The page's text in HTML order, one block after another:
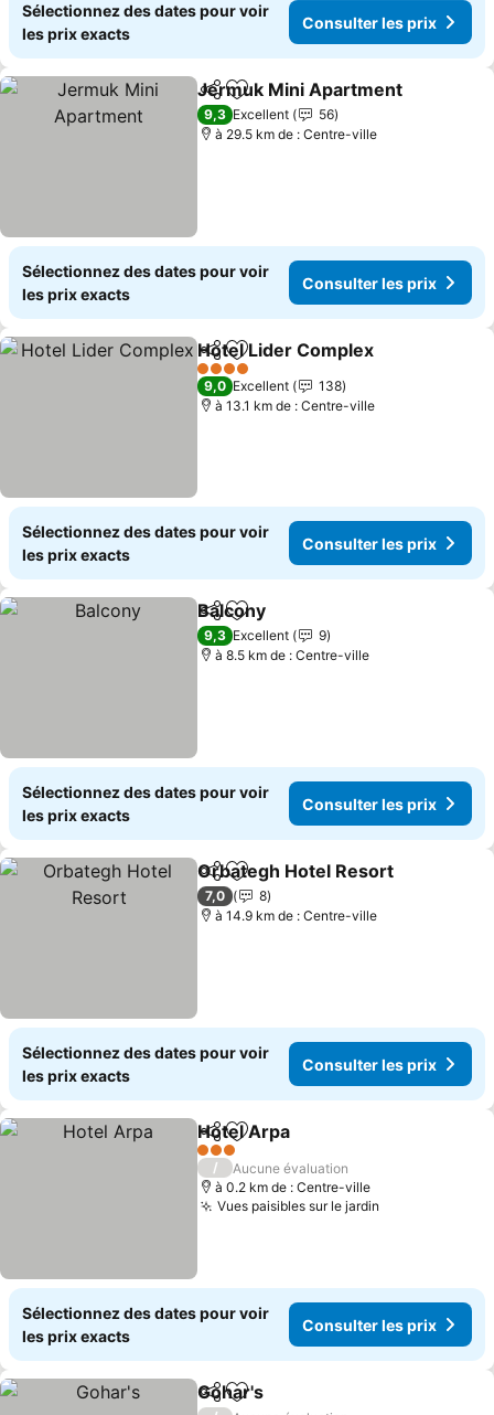
Sélectionnez des dates pour voir
les prix exacts
Consulter les prix
PartagerAjouter à mes favoris
Jermuk Mini Apartment
9,3 Excellent
56
à 29.5 km de : Centre-ville
Sélectionnez des dates pour voir
les prix exacts
Consulter les prix
PartagerAjouter à mes favoris
Hotel Lider Complex
4 Étoiles
9,0 Excellent
138
à 13.1 km de : Centre-ville
Sélectionnez des dates pour voir
les prix exacts
Consulter les prix
PartagerAjouter à mes favoris
Balcony
9,3 Excellent
9
à 8.5 km de : Centre-ville
Sélectionnez des dates pour voir
les prix exacts
Consulter les prix
PartagerAjouter à mes favoris
Orbategh Hotel Resort
7,0
8
à 14.9 km de : Centre-ville
Sélectionnez des dates pour voir
les prix exacts
Consulter les prix
PartagerAjouter à mes favoris
Hotel Arpa
3 Étoiles
/
Aucune évaluation
à 0.2 km de : Centre-ville
Vues paisibles sur le jardin
Sélectionnez des dates pour voir
les prix exacts
Consulter les prix
PartagerAjouter à mes favoris
Gohar's